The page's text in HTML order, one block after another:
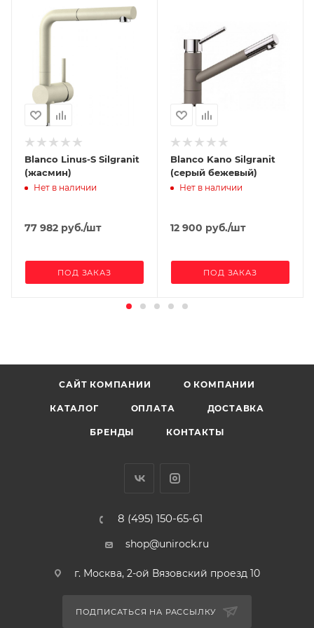
убираются загрязнения при помощи обычной
влажной губки;
Материал выдерживает высокие температуры до
280°С (но не стоит ставить на поверхность мойки
горячие сковородки и кастрюли, т.к их температура
может достигать 500°С).
Blanco Linus-S Silgranit
(жасмин)
Нет в наличии
77 982 руб./шт
ПОД ЗАКАЗ
Blanco Kano Silgranit
(серый бежевый)
Нет в наличии
12 900 руб./шт
ПОД ЗАКАЗ
САЙТ КОМПАНИИ О КОМПАНИИ
КАТАЛОГ ОПЛАТА ДОСТАВКА
БРЕНДЫ КОНТАКТЫ
8 (495) 150-65-61
shop@unirock.ru
г. Москва, 2-ой Вязовский проезд 10
ПОДПИСАТЬСЯ НА РАССЫЛКУ